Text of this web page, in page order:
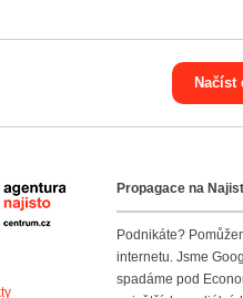
Načíst
Agentura Najisto
Propagace na
Podnikáte?
internetu. Jsme
spadáme pod